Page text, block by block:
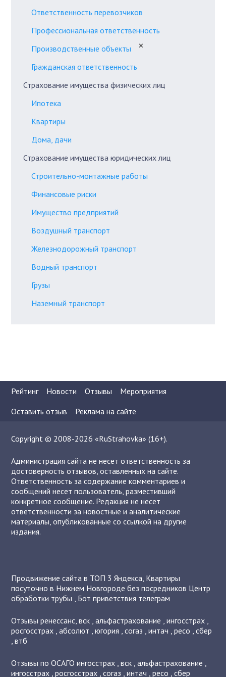
Ответственность перевозчиков
Профессиональная ответственность
Производственные объекты
✕
Гражданская ответственность
Страхование имущества физических лиц
Ипотека
Квартиры
Дома, дачи
Страхование имущества юридических лиц
Строительно-монтажные работы
Финансовые риски
Имущество предприятий
Воздушный транспорт
Железнодорожный транспорт
Водный транспорт
Грузы
Наземный транспорт
Рейтинг Новости Отзывы
Мероприятия
Оставить отзыв
Реклама на сайте
Copyright © 2008-2026 «RuStrahovka» (16+).
Администрация сайта не несет ответственность за
достоверность отзывов, оставленных на сайте.
Ответственность за содержание комментариев и
сообщений несет пользователь, разместивший
конкретное сообщение. Редакция не несет
ответственности за новостные и аналитические
материалы, опубликованные со ссылкой на другие
издания.
Продвижение сайта в ТОП 3 Яндекса, Квартиры
посуточно в Нижнем Новгороде без посредников Центр
обработки трубы , Бот приветствия телеграм
Отзывыренессанс,вск ,альфастрахование ,ингосстрах ,
росгосстрах ,абсолют ,югория ,согаз ,интач ,ресо ,сбер
,втб
Отзывы по ОСАГОингосстрах ,вск ,альфастрахование ,
ингосстрах ,росгосстрах ,согаз ,интач ,ресо ,сбер